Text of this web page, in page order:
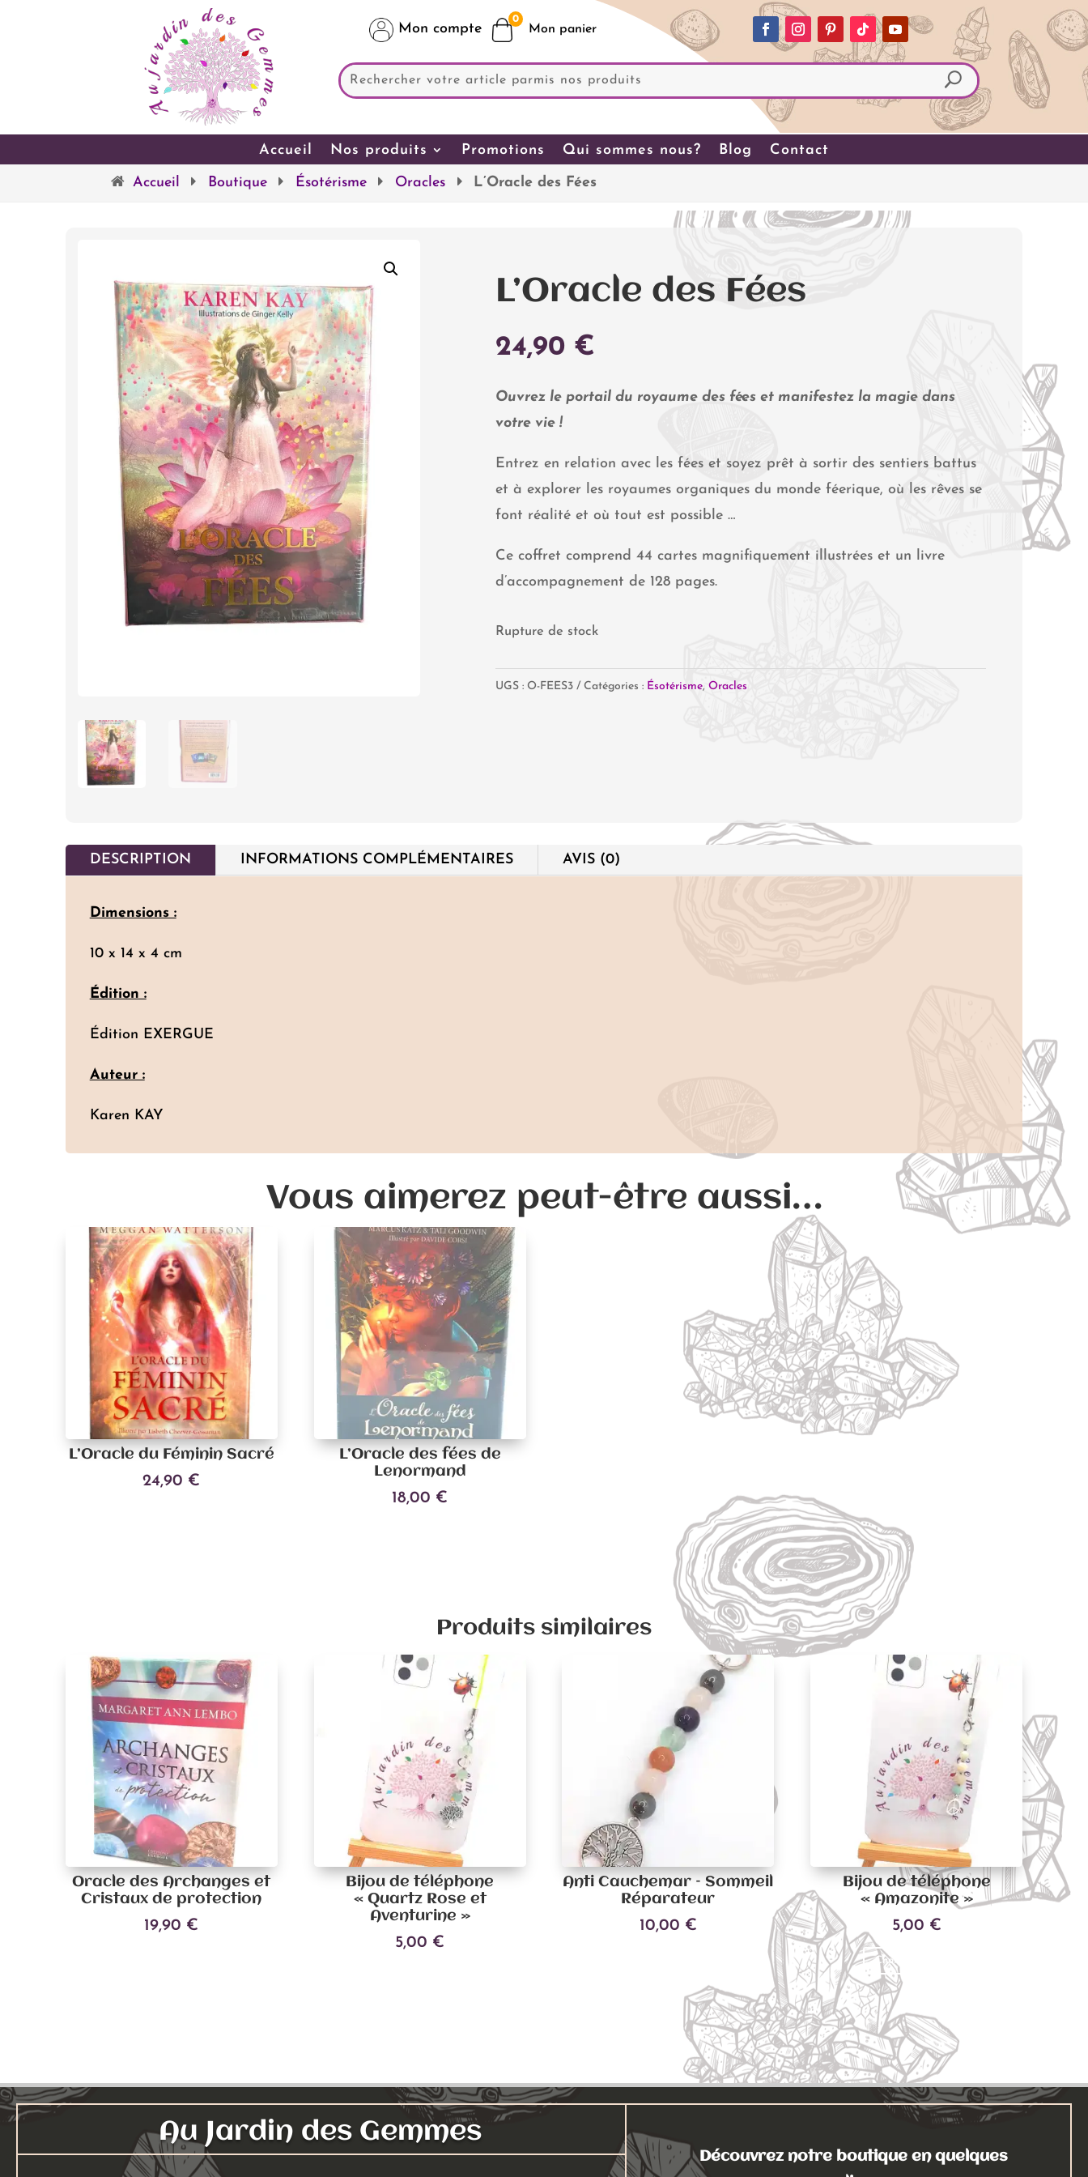
Mon compte
0
Accueil Nos produits Promotions Qui sommes nous? Blog Contact
Accueil Boutique Ésotérisme Oracles L’Oracle des Fées
L’Oracle des Fées
24,90 €
Ouvrez le portail du royaume des fées et manifestez la magie dans
votre vie !
Entrez en relation avec les fées et soyez prêt à sortir des sentiers battus
et à explorer les royaumes organiques du monde féerique, où les rêves se
font réalité et où tout est possible …
Ce coffret comprend 44 cartes magnifiquement illustrées et un livre
d’accompagnement de 128 pages.
Rupture de stock
UGS :O-FEES3 Catégories : Ésotérisme,Oracles
DESCRIPTION INFORMATIONS COMPLÉMENTAIRES AVIS (0)
Dimensions :
10 x 14 x 4 cm
Édition :
Édition EXERGUE
Auteur :
Karen KAY
Vous aimerez peut-être aussi…
L’Oracle du Féminin Sacré
24,90 €
L’Oracle des fées de
Lenormand
18,00 €
Produits similaires
Oracle des Archanges et
Cristaux de protection
19,90 €
Bijou de téléphone
« Quartz Rose et
Aventurine »
5,00 €
options
peuvent
être
choisies
Anti Cauchemar – Sommeil
Réparateur
10,00 €
Bijou de téléphone
« Amazonite »
5,00 €
Choix des options
peuvent
être
sur
Au Jardin des Gemmes
Découvrez notre boutique en quelques